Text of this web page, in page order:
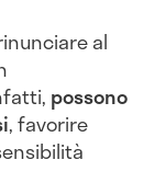
al
possono
, favorire